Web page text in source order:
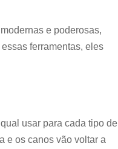
e poderosas,
ferramentas, eles
usar para cada tipo de
e os canos vão voltar a